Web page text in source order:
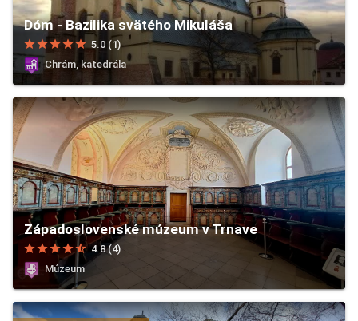
Dóm - Bazilika svätého Mikuláša
starstarstarstarstar 5.0 (1)
Chrám, katedrála
Západoslovenské múzeum v Trnave
starstarstarstarstar_half 4.8 (4)
Múzeum